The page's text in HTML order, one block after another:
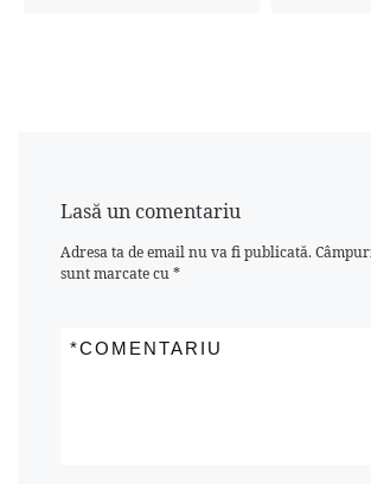
Lasă un comentariu
Adresa ta de email nu va fi publicată.
sunt marcate cu*
COMENTARIU
*